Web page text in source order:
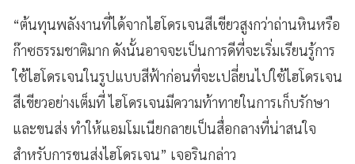
“ต้นทุนพลังงานที่ได้จากไฮโดรเจนสีเขียวสูงกว่าถ่านหินหรือ
ก๊าซธรรมชาติมาก ดังนั้นอาจจะเป็นการดีที่จะเริ่มเรียนรู้การ
ใช้ไฮโดรเจนในรูปแบบสีฟ้าก่อนที่จะเปลี่ยนไปใช้ไฮโดรเจน
สีเขียวอย่างเต็มที่ ไฮโดรเจนมีความท้าทายในการเก็บรักษา
และขนส่ง ทำให้แอมโมเนียกลายเป็นสื่อกลางที่น่าสนใจ
สำหรับการขนส่งไฮโดรเจน” เจอรินกล่าว